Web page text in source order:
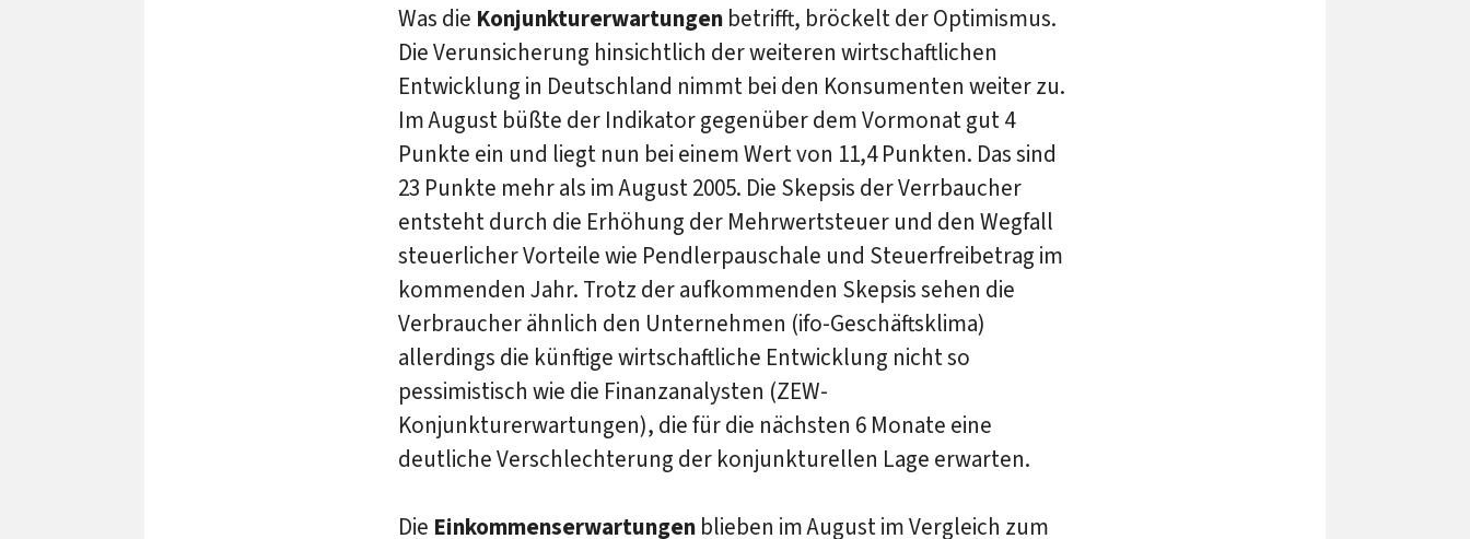
Was die Konjunkturerwartungen betrifft, bröckelt der Optimismus.
Die Verunsicherung hinsichtlich der weiteren wirtschaftlichen
Entwicklung in Deutschland nimmt bei den Konsumenten weiter zu.
Im August büßte der Indikator gegenüber dem Vormonat gut 4
Punkte ein und liegt nun bei einem Wert von 11,4 Punkten. Das sind
23 Punkte mehr als im August 2005. Die Skepsis der Verrbaucher
entsteht durch die Erhöhung der Mehrwertsteuer und den Wegfall
steuerlicher Vorteile wie Pendlerpauschale und Steuerfreibetrag im
kommenden Jahr. Trotz der aufkommenden Skepsis sehen die
Verbraucher ähnlich den Unternehmen (ifo-Geschäftsklima)
allerdings die künftige wirtschaftliche Entwicklung nicht so
pessimistisch wie die Finanzanalysten (ZEW-
Konjunkturerwartungen), die für die nächsten 6 Monate eine
deutliche Verschlechterung der konjunkturellen Lage erwarten.
Die Einkommenserwartungen blieben im August im Vergleich zum